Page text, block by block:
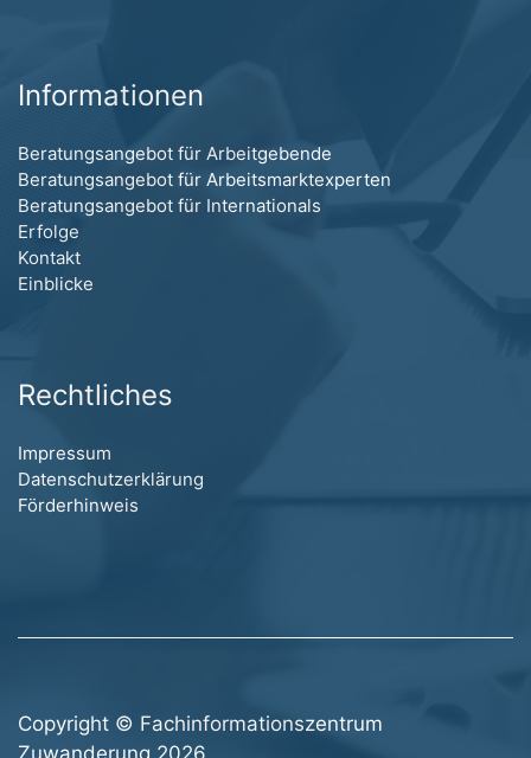
Informationen
Beratungsangebot für Arbeitgebende
Beratungsangebot für Arbeitsmarktexperten
Beratungsangebot für Internationals
Erfolge
Kontakt
Einblicke
Rechtliches
Impressum
Datenschutzerklärung
Förderhinweis
Copyright © Fachinformationszentrum
Zuwanderung 2026